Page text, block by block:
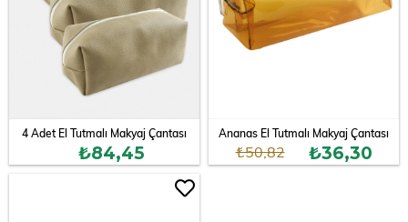
4 Adet El Tutmalı Makyaj Çantası
₺84,45
Ananas El Tutmalı Makyaj Çantası
₺36,30
₺50,82